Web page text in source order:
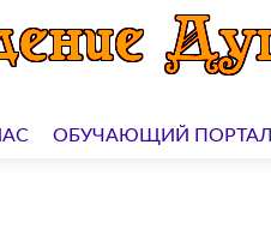
ОБУЧАЮЩИЙ ПОРТАЛ